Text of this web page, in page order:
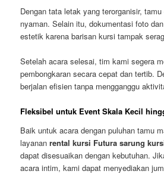
Dengan tata letak yang terorganisir,
nyaman. Selain itu, dokumentasi foto
estetik karena barisan kursi tampak
Setelah acara selesai, tim kami segera
pembongkaran secara cepat dan tertib.
berjalan efisien tanpa mengganggu
Fleksibel untuk Event Skala Kecil
Baik untuk acara dengan puluhan tamu
layananrental kursi Futura sarung
dapat disesuaikan dengan kebutuhan.
acara intim, kami dapat menyediakan